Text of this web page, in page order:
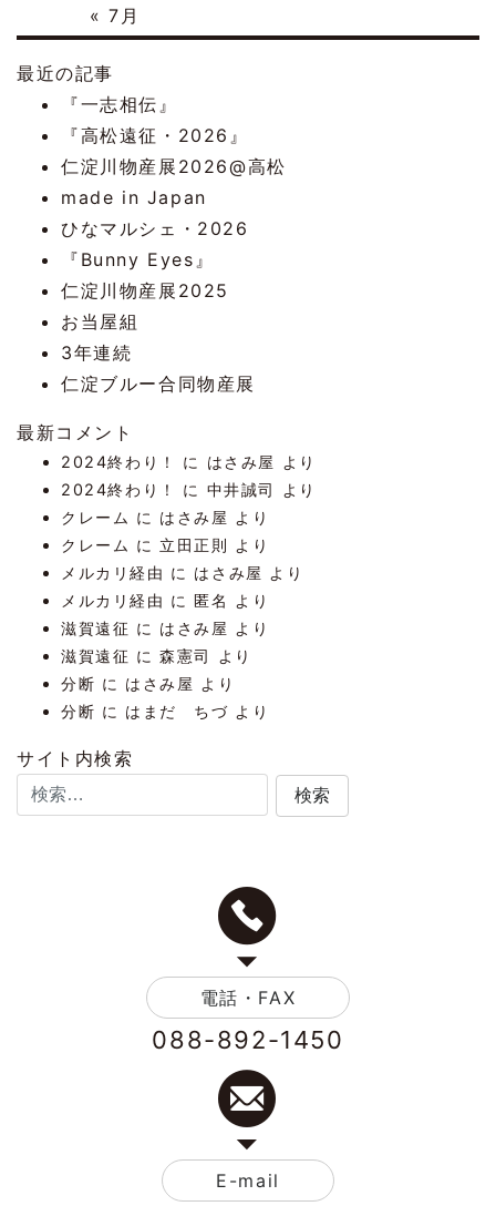
« 7月
最近の記事
『一志相伝』
『高松遠征・2026』
仁淀川物産展2026@高松
made in Japan
ひなマルシェ・2026
『Bunny Eyes』
仁淀川物産展2025
お当屋組
3年連続
仁淀ブルー合同物産展
最新コメント
2024終わり！ に はさみ屋
より
2024終わり！
に 中井誠司
より
クレーム に はさみ屋 より
クレーム に 立田正則 より
メルカリ経由 に はさみ屋 より
メルカリ経由 に匿名
より
滋賀遠征 に はさみ屋 より
滋賀遠征 に森憲司
より
分断 に はさみ屋 より
分断 に はまだ ちづ より
サイト内検索
電話・FAX
088-892-1450
E-mail